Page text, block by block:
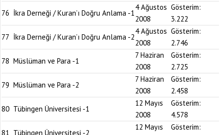
76 İkra Derneği / Kuran’ı Doğru Anlama -1
4 Ağustos
2008
Gösterim:
3.222
77 İkra Derneği / Kuran’ı Doğru Anlama -2
4 Ağustos
2008
Gösterim:
2.746
78 Müslüman ve Para -1
7 Haziran
2008
Gösterim:
2.725
79 Müslüman ve Para -2
7 Haziran
2008
Gösterim:
2.458
80 Tübingen Üniversitesi -1
12 Mayıs
2008
Gösterim:
4.578
81 Tübingen Üniversitesi -2
12 Mayıs
Gösterim: